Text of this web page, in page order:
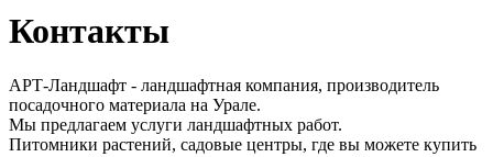
Контакты
АРТ-Ландшафт - ландшафтная компания, производитель
посадочного материала на Урале.
Мы предлагаем услуги ландшафтных работ.
Питомники растений, садовые центры, где вы можете купить